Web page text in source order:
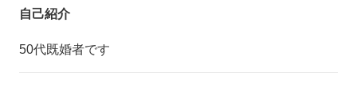
自己紹介
50代既婚者です